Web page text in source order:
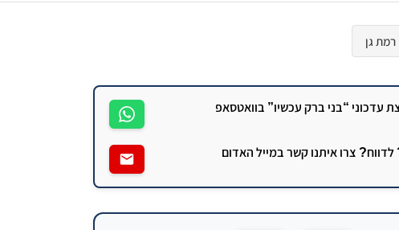
רמת גן
עדכוני “בני ברק עכשיו” בוואטסאפ
לדווח? צרו איתנו קשר במייל האדום